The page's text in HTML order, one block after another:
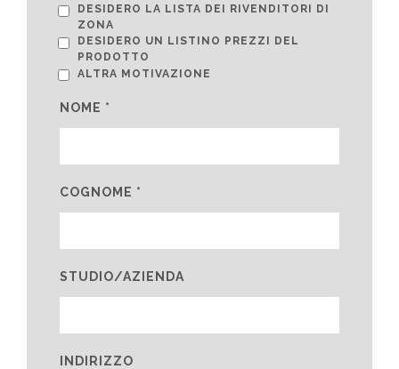
DESIDERO LA LISTA DEI RIVENDITORI DI
ZONA
DESIDERO UN LISTINO PREZZI DEL
PRODOTTO
ALTRA MOTIVAZIONE
NOME *
COGNOME *
STUDIO/AZIENDA
INDIRIZZO